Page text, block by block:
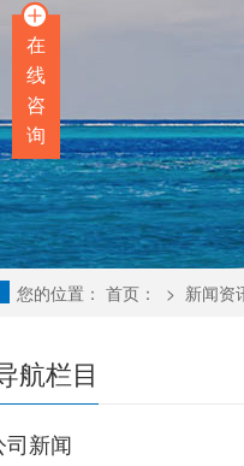
您的位置： 首页： > 新闻资
司新闻
航栏目
在
线
咨
询